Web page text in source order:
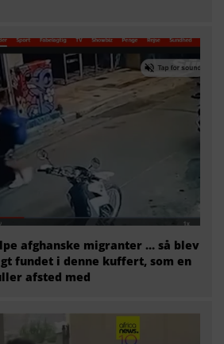
afghanske migranter … så blev
fundet i denne kuffert, som en
afsted med